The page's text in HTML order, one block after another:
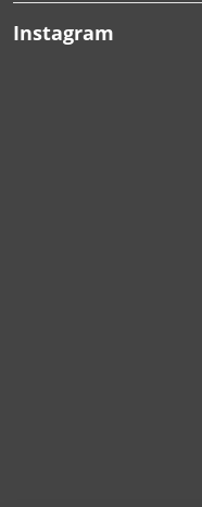
Instagram